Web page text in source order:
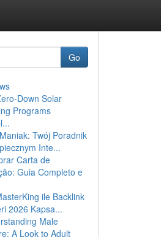
Go
Down Solar
Programs
Twój Poradnik
Inte...
Carta de
Guia Completo e
ile Backlink
2026 Kapsa...
Male
A Look to Adult